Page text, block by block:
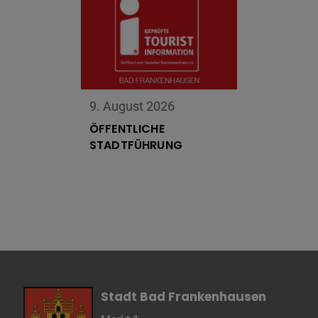
9. August 2026
ÖFFENTLICHE
STADTFÜHRUNG
Stadt Bad Frankenhausen
Anbieter